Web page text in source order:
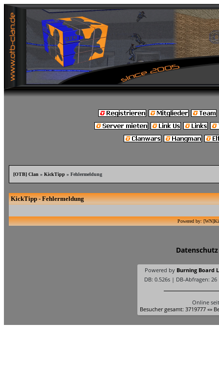
[OTB] Clan » KickTipp» Fehlermeldung
KickTipp - Fehlermeldung
Powered by:
Datenschutz
Powered by Burning Board
DB: 0.526s | DB-Abfragen:
Online
Besucher gesamt: 3719777 «»